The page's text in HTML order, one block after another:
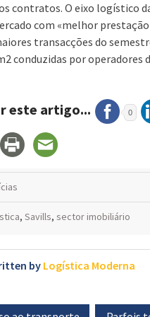
contratos. O eixo logístico
com «melhor
transacções do
conduzidas por operadores
este artigo... 0
, Savills, sector imobiliário
byLogística Moderna